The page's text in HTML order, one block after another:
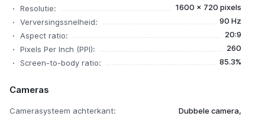
Resolutie:
1600 x 720 pixels
Verversingssnelheid:
90 Hz
Aspect ratio:
20:9
Pixels Per Inch (PPI):
260
Screen-to-body ratio:
85.3%
Cameras
Camerasysteem achterkant:
Dubbele camera,